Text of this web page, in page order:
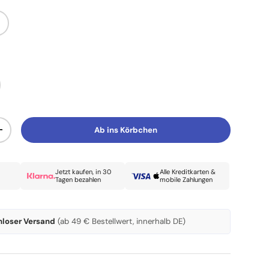
erhöhen Ab ins Körbchen
Jetzt kaufen, in 30
Tagen bezahlen
Alle Kreditkarten &
mobile Zahlungen
Versand (ab 49 € Bestellwert, innerhalb DE)